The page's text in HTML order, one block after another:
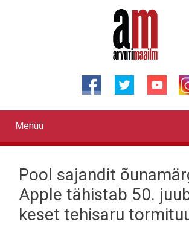
Primary
links
Menüü
Pool sajandit
Apple tähistab 50.
keset tehisaru